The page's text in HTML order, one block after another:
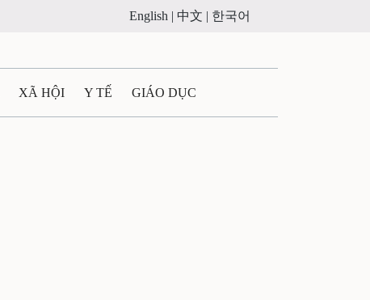
English | 中文 | 한국어
XÃ HỘI Y TẾ GIÁO DỤC